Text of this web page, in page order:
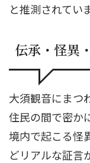
と推測されてい
伝承・怪異
大須観音にまつ
住民の間で密か
境内で起こる怪
どリアルな証言